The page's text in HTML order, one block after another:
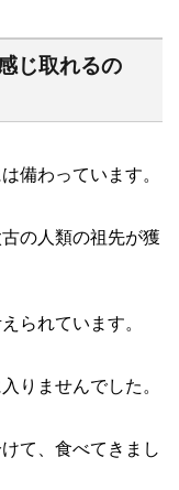
じ取れるの
備わっています。
の人類の祖先が獲
られています。
りませんでした。
て、食べてきまし